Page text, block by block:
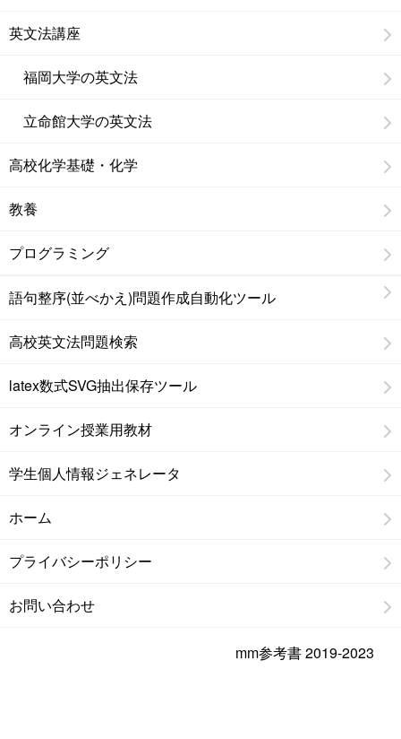
英文法講座
福岡大学の英文法
立命館大学の英文法
高校化学基礎・化学
教養
プログラミング
語句整序(並べかえ)問題作成自動化ツール
高校英文法問題検索
latex数式SVG抽出保存ツール
オンライン授業用教材
学生個人情報ジェネレータ
ホーム
プライバシーポリシー
お問い合わせ
mm参考書 2019-2023